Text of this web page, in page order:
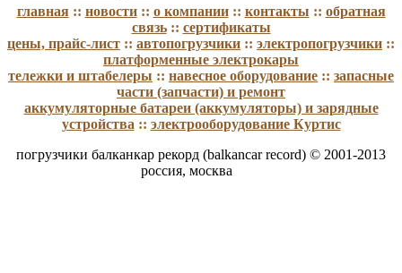
главная:: новости:: о компании:: контакты :: обратная
связь:: сертификаты
цены, прайс-лист :: автопогрузчики :: электропогрузчики ::
платформенные электрокары
тележки и штабелеры :: навесное оборудование :: запасные
части (запчасти) и ремонт
аккумуляторные батареи (аккумуляторы) и зарядные
устройства :: электрооборудование Куртис
погрузчики балканкар рекорд (balkancar record) © 2001-2013
россия, москва